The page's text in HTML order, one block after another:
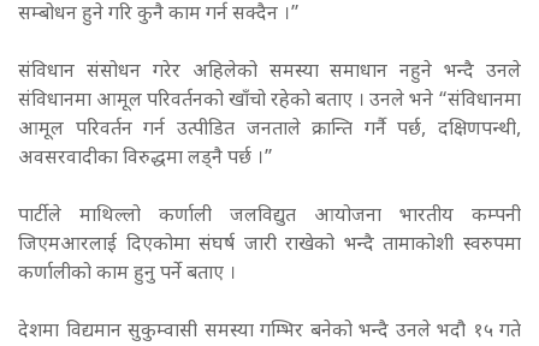
सम्बोधन हुने गरि कुनै काम गर्न सक्दैन ।”
संविधान संसोधन गरेर अहिलेको समस्या समाधान नहुने भन्दै उनले
संविधानमा आमूल परिवर्तनको खाँचो रहेको बताए । उनले भने “संविधानमा
आमूल परिवर्तन गर्न उत्पीडित जनताले क्रान्ति गर्नै पर्छ, दक्षिणपन्थी,
अवसरवादीका विरुद्धमा लड्नै पर्छ ।”
पार्टीले माथिल्लो कर्णाली जलविद्युत आयोजना भारतीय कम्पनी
जिएमआरलाई दिएकोमा संघर्ष जारी राखेको भन्दै तामाकोशी स्वरुपमा
कर्णालीको काम हुनु पर्ने बताए ।
देशमा विद्यमान सुकुम्वासी समस्या गम्भिर बनेको भन्दै उनले भदौ १५ गते